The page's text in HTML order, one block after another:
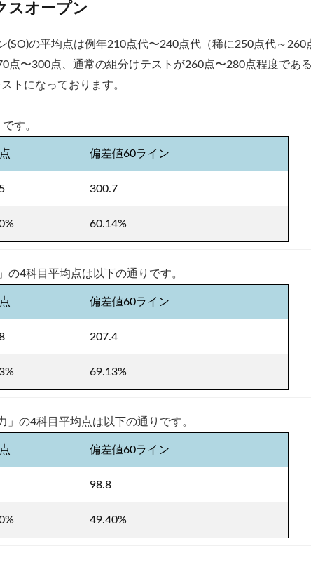
スオープン
の平均点は例年210点代〜240点代（稀に250点代～260
点〜300点、通常の組分けテストが260点〜280点程度であ
トになっております。
す。
偏差値60ライン
300.7
60.14%
4科目平均点は以下の通りです。
偏差値60ライン
207.4
69.13%
の4科目平均点は以下の通りです。
偏差値60ライン
98.8
49.40%